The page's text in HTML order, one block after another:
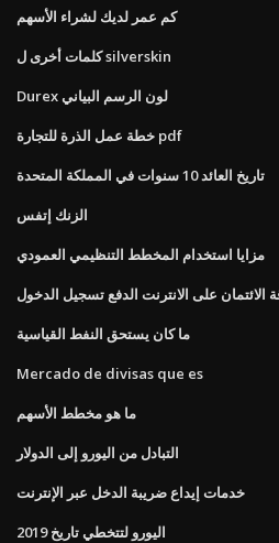
كم عمر لديك لشراء الأسهم
كلمات أخرى ل silverskin
Durex لون الرسم البياني
خطة عمل الذرة للتجارة pdf
تاريخ العائد 10 سنوات في المملكة المتحدة
الزنك إتفس
مزايا استخدام المخطط التنظيمي العمودي
على الانترنت الدفع تسجيل الدخول
ما كان يستحق النفط القياسية
Mercado de divisas que es
ما هو مخطط الأسهم
التبادل من اليورو إلى الدولار
خدمات إيداع ضريبة الدخل عبر الإنترنت
اليورو لتتخطي تاريخ 2019